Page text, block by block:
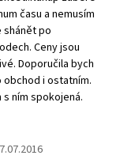
času a nemusím
shánět po
Ceny jsou
Doporučila bych
i ostatním.
s ním spokojená.
rating is 5 out of 5 stars.